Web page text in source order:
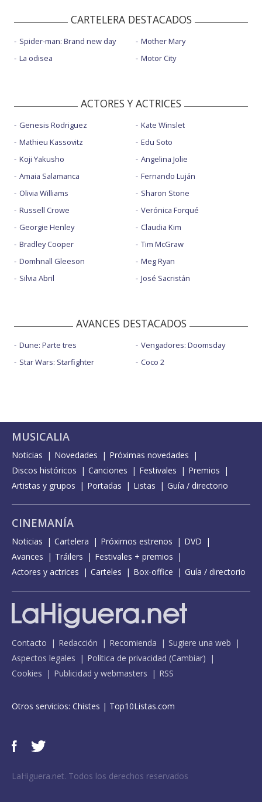
CARTELERA DESTACADOS
Spider-man: Brand new day
La odisea
Mother Mary
Motor City
ACTORES Y ACTRICES
Genesis Rodriguez
Mathieu Kassovitz
Koji Yakusho
Amaia Salamanca
Olivia Williams
Russell Crowe
Georgie Henley
Bradley Cooper
Domhnall Gleeson
Silvia Abril
Kate Winslet
Edu Soto
Angelina Jolie
Fernando Luján
Sharon Stone
Verónica Forqué
Claudia Kim
Tim McGraw
Meg Ryan
José Sacristán
AVANCES DESTACADOS
Dune: Parte tres
Star Wars: Starfighter
Vengadores: Doomsday
Coco 2
MUSICALIA
Noticias Novedades
Próximas novedades
Discos históricos
Canciones Festivales
Premios
Artistas y grupos
Portadas Listas Guía / directorio
CINEMANÍA
Noticias Cartelera Próximos estrenos
DVD
Avances
Tráilers
Festivales + premios
Actores y actrices
Carteles Box-office Guía / directorio
Contacto Redacción Recomienda
Sugiere una web
Aspectos legales
Política de privacidad (Cambiar)
Cookies
Publicidad y webmasters RSS
Otros servicios: Chistes | Top10Listas.com
LaHiguera.net. Todos los derechos reservados